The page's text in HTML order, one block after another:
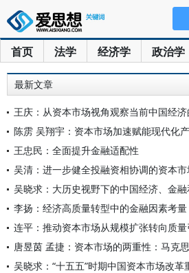
首页 法学 经济学 政治学
最新文章
王庆：从资本市场视角观察当前中国经
陈雳 吴翔宇：资本市场加速赋能现代化
王忠民：全面提升金融适配性
吴清：进一步健全投融资相协调的资本
吴晓求：大历史视野下的中国经济、金
李扬：经济高质量转型中的金融因素考量
连平：推动资本市场从规模扩张转向质
唐昱茵 孟捷：资本市场的两重性：马克
吴晓求：“十五五”时期中国资本市场改革